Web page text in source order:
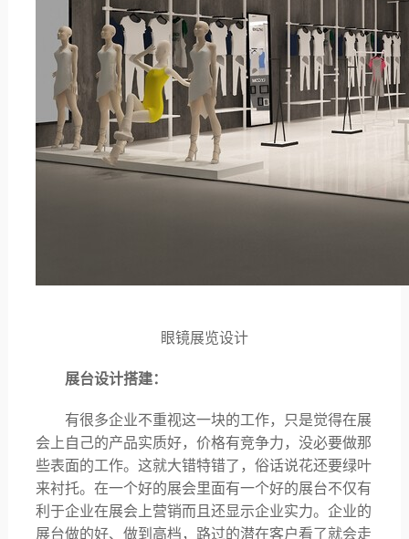
眼镜展览设计
展台设计搭建：
有很多企业不重视这一块的工作，只是觉得在展
会上自己的产品实质好，价格有竞争力，没必要做那
些表面的工作。这就大错特错了，俗话说花还要绿叶
来衬托。在一个好的展会里面有一个好的展台不仅有
利于企业在展会上营销而且还显示企业实力。企业的
展台做的好、做到高档，路过的潜在客户看了就会走